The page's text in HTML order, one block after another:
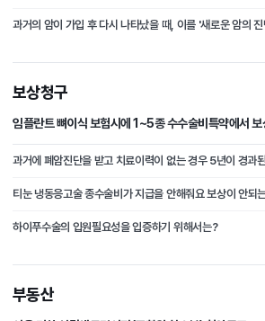
보상청구
임플란트 뼈이식 보험시에 1~5종 수수술비특약에서
티눈 냉동응고술 종수술비가 지급을 안해줘요 보상이 안되
하이푸수술의 입원필요성을 입증하기 위해서는?
부동산